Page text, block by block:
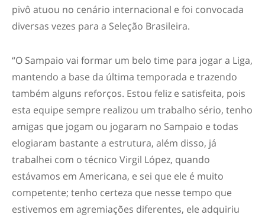
pivô atuou no cenário internacional e foi convocada
diversas vezes para a Seleção Brasileira.
“O Sampaio vai formar um belo time para jogar a Liga,
mantendo a base da última temporada e trazendo
também alguns reforços. Estou feliz e satisfeita, pois
esta equipe sempre realizou um trabalho sério, tenho
amigas que jogam ou jogaram no Sampaio e todas
elogiaram bastante a estrutura, além disso, já
trabalhei com o técnico Virgil López, quando
estávamos em Americana, e sei que ele é muito
competente; tenho certeza que nesse tempo que
estivemos em agremiações diferentes, ele adquiriu